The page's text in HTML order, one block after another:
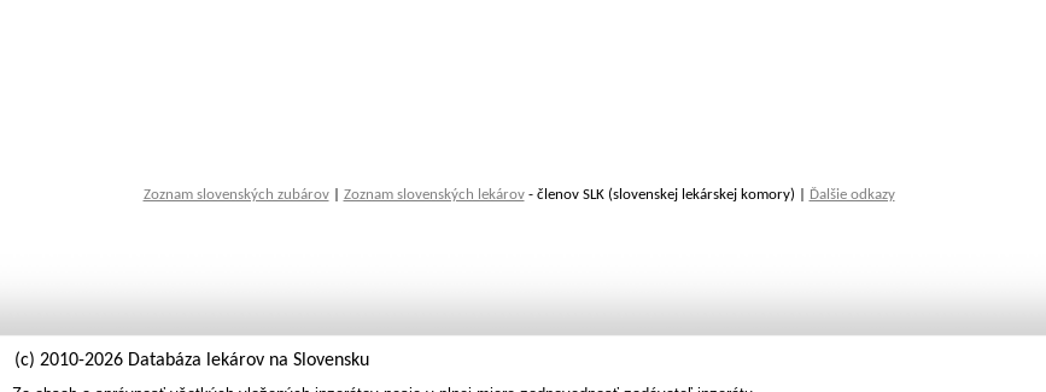
Zoznam slovenských zubárov| Zoznam slovenských lekárov- členov SLK (slovenskej lekárskej komory) | Ďalšie odkazy
(c) 2010-2026 Databáza lekárov na Slovensku